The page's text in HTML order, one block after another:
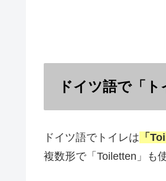
ドイツ語で「
ドイツ語でトイレは 「
複数形で「Toiletten」も